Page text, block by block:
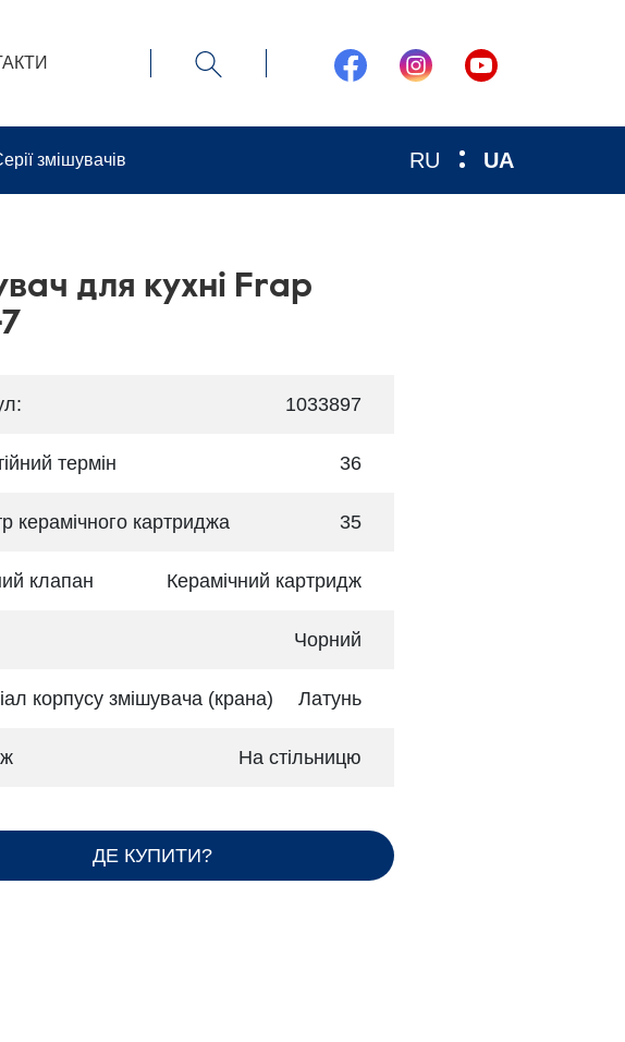
RU UA
змішувачів
для кухні Frap
1033897
термін 36
керамічного картриджа 35
клапан Керамічний картридж
Чорний
корпусу змішувача (крана) Латунь
На стільницю
ДЕ КУПИТИ?